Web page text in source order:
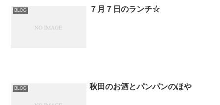
BLOG ７月７日のランチ☆
BLOG 秋田のお酒とパンパンのほや